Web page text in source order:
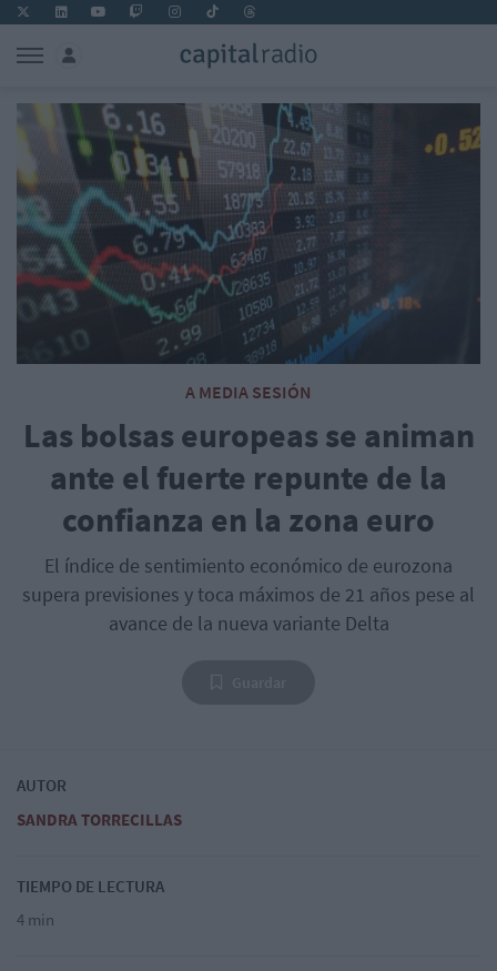
A MEDIA SESIÓN
Las bolsas europeas se animan
ante el fuerte repunte de la
confianza en la zona euro
El índice de sentimiento económico de eurozona
supera previsiones y toca máximos de 21 años pese al
avance de la nueva variante Delta
AUTOR
SANDRA TORRECILLAS
TIEMPO DE LECTURA
4 min